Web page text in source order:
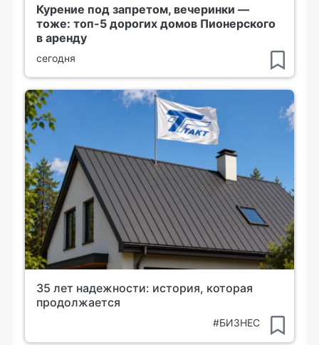
Курение под запретом, вечеринки —
тоже: топ-5 дорогих домов Пионерского
в аренду
сегодня
35 лет надежности: история, которая
продолжается
#БИЗНЕС